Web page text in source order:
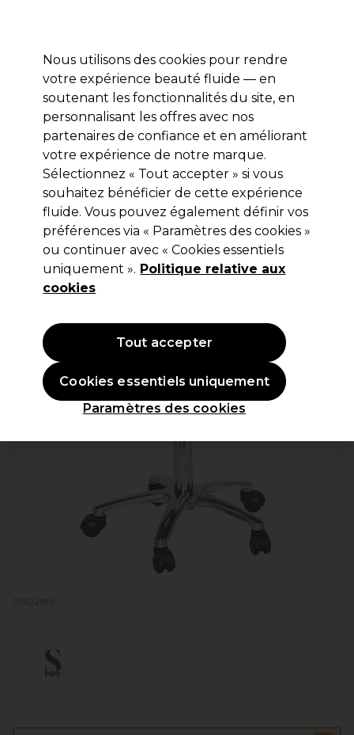
Se connecter
Marques Bons plans 🌟 Coiffure Electro et Matériel
Livraison le lendemain*
Après expédition, du lundi au vendredi
S-PRO Tabouret Ria Noir
68,87 €137,75 €
Nous utilisons des cookies pour rendre
votre expérience beauté fluide — en
soutenant les fonctionnalités du site, en
personnalisant les offres avec nos
partenaires de confiance et en améliorant
votre expérience de notre marque.
Sélectionnez « Tout accepter » si vous
souhaitez bénéficier de cette expérience
fluide. Vous pouvez également définir vos
préférences via « Paramètres des cookies »
ou continuer avec « Cookies essentiels
uniquement ». Politique relative aux
cookies
Paramètres des cookies
Cookies essentiels uniquement
Tout accepter